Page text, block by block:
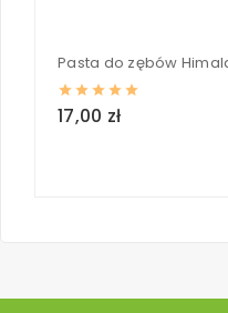
17,00 zł